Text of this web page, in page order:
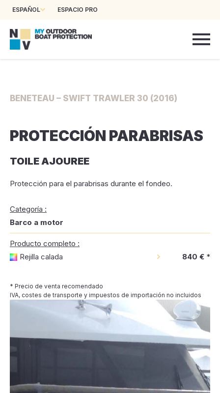
ESPAÑOL ESPACIO PRO
BENETEAU – SWIFT TRAWLER 30 (2016)
PROTECCIÓN PARABRISAS
TOILE AJOUREE
Protección para el parabrisas durante el fondeo.
Categoría :
Barco a motor
Producto completo :
Rejilla calada
840 € *
* Precio de venta recomendado
IVA, costes de transporte y impuestos de importación no incluidos